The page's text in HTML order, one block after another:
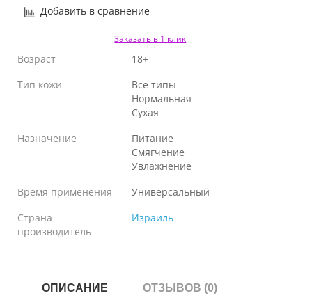
Добавить в сравнение
Заказать в 1 клик
Возраст
18+
Тип кожи
Все типы
Нормальная
Сухая
Назначение
Питание
Смягчение
Увлажнение
Время применения
Универсальный
Страна
производитель
Израиль
ОПИСАНИЕ ОТЗЫВОВ (0)